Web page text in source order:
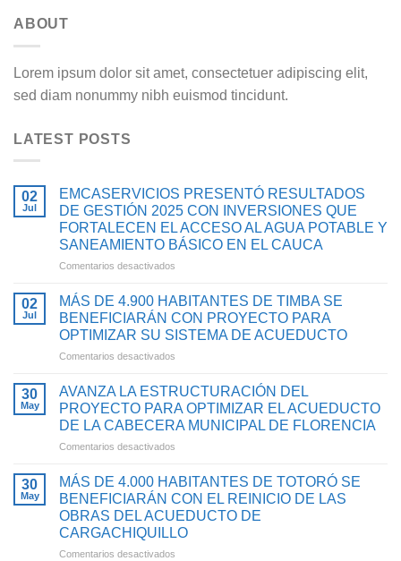
ABOUT
Lorem ipsum dolor sit amet, consectetuer adipiscing elit,
sed diam nonummy nibh euismod tincidunt.
LATEST POSTS
02
Jul
EMCASERVICIOS PRESENTÓ RESULTADOS
DE GESTIÓN 2025 CON INVERSIONES QUE
FORTALECEN EL ACCESO AL AGUA POTABLE Y
SANEAMIENTO BÁSICO EN EL CAUCA
Comentarios desactivados
PRESENTÓ
RESULTADOS
DE
GESTIÓN
INVERSIONES
QUE
EL
AGUA
POTABLE
Y
SANEAMIENTO
BÁSICO
02
Jul
MÁS DE 4.900 HABITANTES DE TIMBA SE
BENEFICIARÁN CON PROYECTO PARA
OPTIMIZAR SU SISTEMA DE ACUEDUCTO
Comentarios desactivados
DE
4.900
HABITANTES
DE
BENEFICIARÁN
CON
PARA
OPTIMIZAR
30
May
AVANZA LA ESTRUCTURACIÓN DEL
PROYECTO PARA OPTIMIZAR EL ACUEDUCTO
DE LA CABECERA MUNICIPAL DE FLORENCIA
Comentarios desactivados
LA
ESTRUCTURACIÓN
DEL
PROYECTO
PARA
30
May
MÁS DE 4.000 HABITANTES DE TOTORÓ SE
BENEFICIARÁN CON EL REINICIO DE LAS
OBRAS DEL ACUEDUCTO DE
CARGACHIQUILLO
Comentarios desactivados